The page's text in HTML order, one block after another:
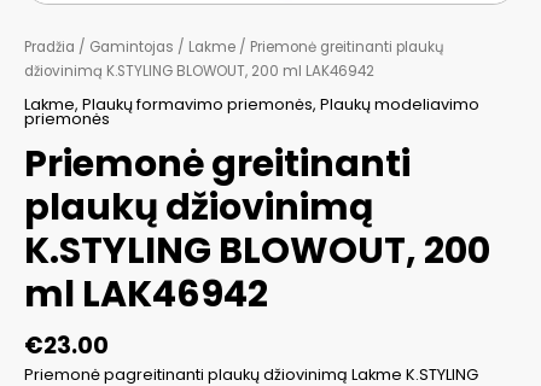
Pradžia / Gamintojas / Lakme / Priemonė greitinanti plaukų
džiovinimą K.STYLING BLOWOUT, 200 ml LAK46942
Lakme, Plaukų formavimo priemonės, Plaukų modeliavimo
priemonės
Priemonė greitinanti
plaukų džiovinimą
K.STYLING BLOWOUT, 200
ml LAK46942
€23.00
Priemonė pagreitinanti plaukų džiovinimą Lakme K.STYLING